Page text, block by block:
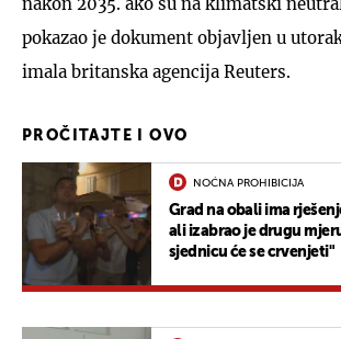
pokazao je dokument objavljen u
imala britanska agencija Reuters.
PROČITAJTE I OVO
NOĆNA PROHIBICIJA
Grad na obali ima
ali izabrao je drugu
sjednicu će se crvenjeti"